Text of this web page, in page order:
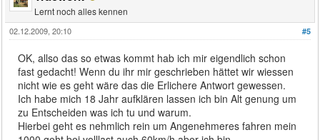
Lernt noch alles kennen
#5
02.12.2009, 20:10
OK, allso das so etwas kommt hab ich mir eigendlich schon
fast gedacht! Wenn du ihr mir geschrieben hättet wir wiessen
nicht wie es geht wäre das die Erlichere Antwort gewessen.
Ich habe mich 18 Jahr aufklären lassen ich bin Alt genung um
zu Entscheiden was ich tu und warum.
Hierbei geht es nehmlich rein um Angenehmeres fahren mein